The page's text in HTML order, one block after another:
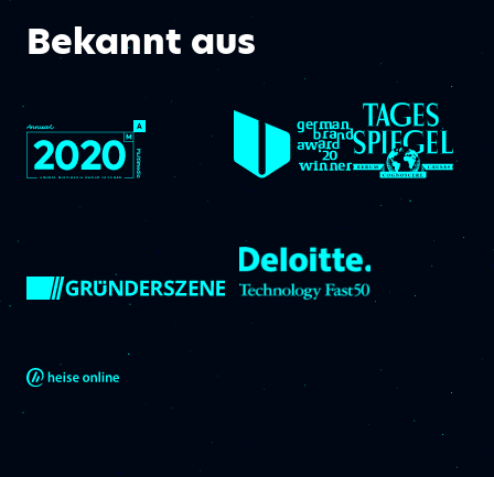
Bekannt aus